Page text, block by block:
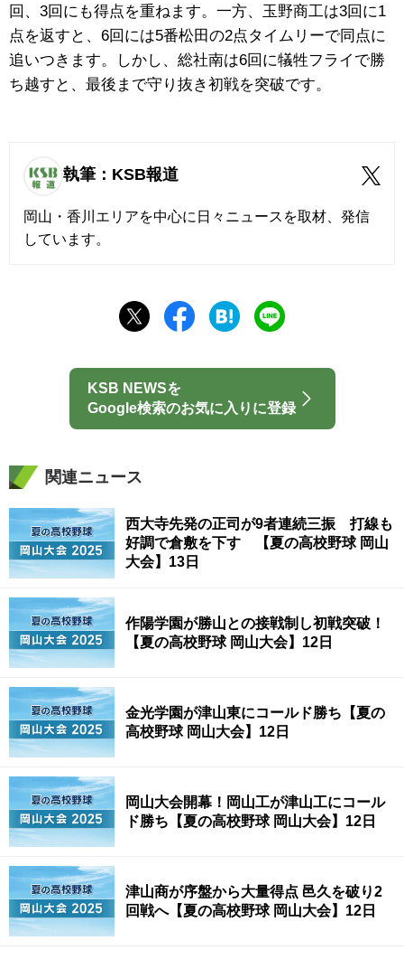
回、3回にも得点を重ねます。一方、玉野商工は3回に1
点を返すと、6回には5番松田の2点タイムリーで同点に
追いつきます。しかし、総社南は6回に犠牲フライで勝
ち越すと、最後まで守り抜き初戦を突破です。
執筆：KSB報道
岡山・香川エリアを中心に日々ニュースを取材、発信
しています。
KSB NEWSを
Google検索のお気に入りに登録
関連ニュース
西大寺先発の正司が9者連続三振 打線も
好調で倉敷を下す 【夏の高校野球 岡山
大会】13日
作陽学園が勝山との接戦制し初戦突破！
【夏の高校野球 岡山大会】12日
金光学園が津山東にコールド勝ち【夏の
高校野球 岡山大会】12日
岡山大会開幕！岡山工が津山工にコール
ド勝ち【夏の高校野球 岡山大会】12日
津山商が序盤から大量得点 邑久を破り2
回戦へ【夏の高校野球 岡山大会】12日